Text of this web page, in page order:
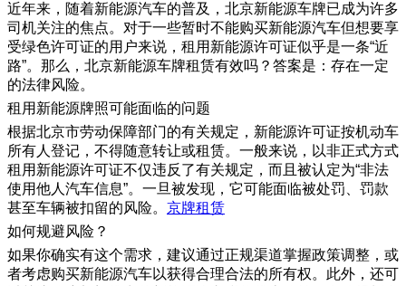
近年来，随着新能源汽车的普及，北京新能源车牌已成为许多
司机关注的焦点。对于一些暂时不能购买新能源汽车但想要享
受绿色许可证的用户来说，租用新能源许可证似乎是一条“近
路”。那么，北京新能源车牌租赁有效吗？答案是：存在一定
的法律风险。
租用新能源牌照可能面临的问题
根据北京市劳动保障部门的有关规定，新能源许可证按机动车
所有人登记，不得随意转让或租赁。一般来说，以非正式方式
租用新能源许可证不仅违反了有关规定，而且被认定为“非法
使用他人汽车信息”。一旦被发现，它可能面临被处罚、罚款
甚至车辆被扣留的风险。 京牌租赁
如何规避风险？
如果你确实有这个需求，建议通过正规渠道掌握政策调整，或
者考虑购买新能源汽车以获得合理合法的所有权。此外，还可